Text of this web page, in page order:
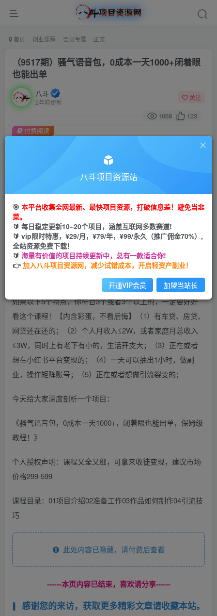
首页 创业课程 会员专属 正文
（9517期）骚气语音包，0成本一天1000+闭着眼
也能出单
八斗
2年前更新
关注
1068 123
此内容为付费阅读，请付费后查看
会员专属资源
您暂无购买权限，请先开通会员
开通会员
付费阅读
如果以下5个特点，你符合3个或者3个以上的，一定要好好
看这个课程！【内含彩蛋，不看后悔】（1）有车贷、房贷、
网贷还在还的；（2）个人月收入≤2W，或者家庭月总收入
≤3W，同时上有老下有小的，生活开支大；（3）正在或者
想在小红书平台变现的；（4）一天可以抽出1小时，做副
业，操作矩阵账号；（5）正在或者想做引流裂变的；
今天给大家深度剖析一个项目：
《骚气语音包，0成本一天1000+，闭着眼也能出单，保姆级
教程！》
个人授权声明：课程又全又细，可拿来收徒变现，建议市场
价格299-599
课程目录：01项目介绍02准备工作03作品如何制作04引流技
巧
此处内容已隐藏，请付费后查看
------本页内容已结束，喜欢请分享------
感谢您的来访，获取更多精彩文章请收藏本站。
八斗项目资源站
🎯 本平台收集全网最新、最快项目资源，打破信息差！避免当韭
菜。
🔰 每日稳定更新10~20个项目，涵盖互联网多数赛道!
🔰 vip限时特惠，¥29/月，¥79/年，¥99/永久（推广佣金70%）,
全站资源免费下载！
🔰 海量有价值的项目持续更新中，总有一款适合你!
👉加入八斗项目资源网，减少试错成本，开启轻资产副业！
开通VIP会员 加盟当站长